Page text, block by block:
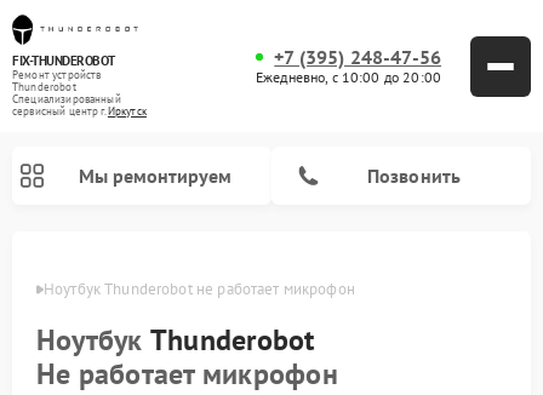
FIX-THUNDEROBOT
Ремонт устройств
Thunderobot
Специализированный
cервисный центр г.Иркутск
+7 (395) 248-47-56
Ежедневно, с 10:00 до 20:00
Мы ремонтируем Позвонить
Ноутбук Thunderobot не работает микрофон
Ноутбук Thunderobot
Не работает микрофон